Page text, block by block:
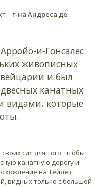
– г-на Андреса де
и-Гонсалес
живописных
и был
канатных
видами, которые
сил для того, чтобы
канатную дорогу и
на Тейде с
видных только с большой